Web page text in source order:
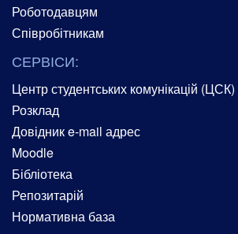
Роботодавцям
Співробітникам
СЕРВІСИ:
Центр студентських комунікацій (ЦСК)
Розклад
Довідник e-mail адрес
Moodle
Бібліотека
Репозитарій
Нормативна база